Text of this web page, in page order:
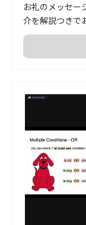
お礼のメッセー
介を解説つきで